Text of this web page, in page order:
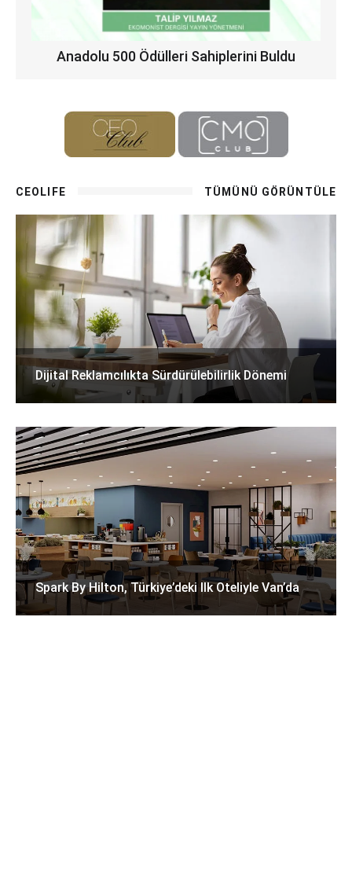
Anadolu 500 Ödülleri Sahiplerini Buldu
CEOLIFE TÜMÜNÜ GÖRÜNTÜLE
Dijital Reklamcılıkta Sürdürülebilirlik Dönemi
Spark By Hilton, Türkiye’deki Ilk Oteliyle Van’da